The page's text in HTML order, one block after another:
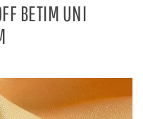
BETIM UNI